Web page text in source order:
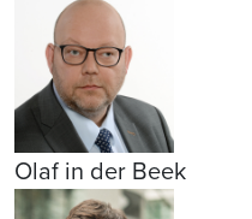
Olaf in der Beek